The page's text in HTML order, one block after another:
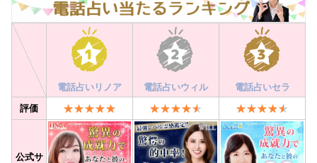
電話占いリノア 電話占いウィル
電話占いセラ
評価
公式サ